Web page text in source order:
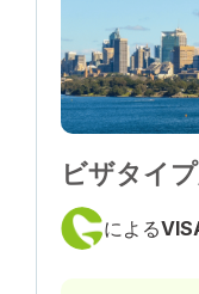
ビザタイ
による